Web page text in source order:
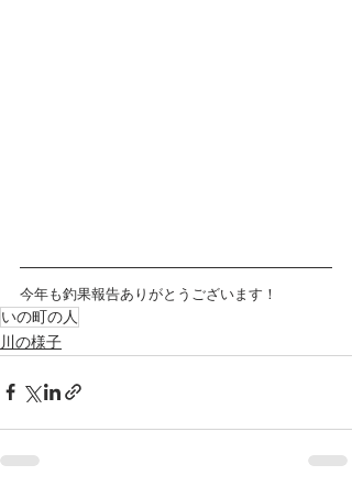
今年も釣果報告ありがとうございます！
いの町の人
川の様子